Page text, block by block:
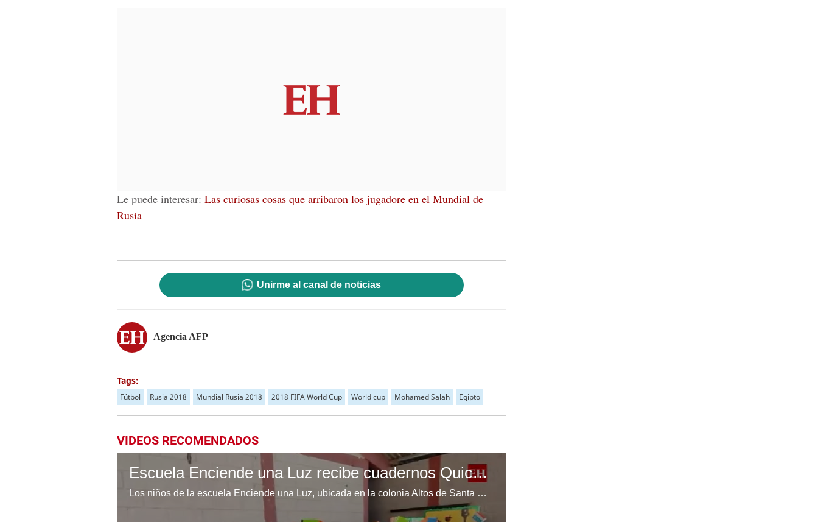
Le puede interesar: Las curiosas cosas que arribaron los jugadore en el Mundial de
Rusia
Unirme al canal de noticias
Agencia AFP
Tags:
Fútbol Rusia 2018 Mundial Rusia 2018 2018 FIFA World Cup World cup Mohamed Salah Egipto
VIDEOS RECOMENDADOS
Escuela Enciende una Luz recibe cuadernos Quick, gracias a la Maratón del Saber
Los niños de la escuela Enciende una Luz, ubicada en la colonia Altos de Santa Rosa, al sur de Tegucigalpa, recibieron cuadernos Quick como parte de la Campaña Maratón del Saber.